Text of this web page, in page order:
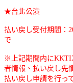
★台北公演
払い戻し受付期間：
で
※上記期間内に
者情報、払い戻し先
払い戻し申請を行っ